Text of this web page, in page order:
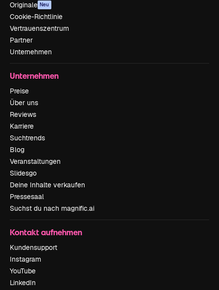
Originale Neu
Cookie-Richtlinie
Vertrauenszentrum
Partner
Unternehmen
Unternehmen
Preise
Über uns
Reviews
Karriere
Suchtrends
Blog
Veranstaltungen
Slidesgo
Deine Inhalte verkaufen
Pressesaal
Suchst du nach magnific.ai
Kontakt aufnehmen
Kundensupport
Instagram
YouTube
LinkedIn